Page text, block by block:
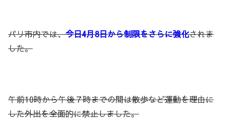
パリ市内では、今日4月8日から制限をさらに強化されま
した。
午前10時から午後７時までの間は散歩など運動を理由に
した外出を全面的に禁止しました。